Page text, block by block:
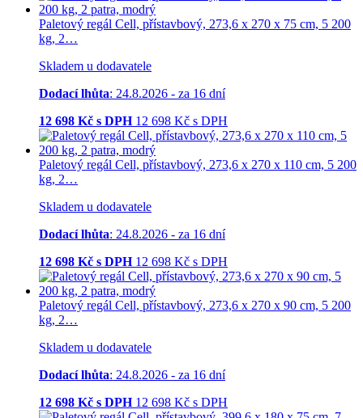
Paletový regál Cell, přístavbový, 273,6 x 270 x 75 cm, 5 200
kg, 2…
Skladem u dodavatele
Dodací lhůta: 24.8.2026 - za 16 dní
12 698 Kč s DPH 12 698 Kč s DPH
Paletový regál Cell, přístavbový, 273,6 x 270 x 110 cm, 5 200
kg, 2…
Skladem u dodavatele
Dodací lhůta: 24.8.2026 - za 16 dní
12 698 Kč s DPH 12 698 Kč s DPH
Paletový regál Cell, přístavbový, 273,6 x 270 x 90 cm, 5 200
kg, 2…
Skladem u dodavatele
Dodací lhůta: 24.8.2026 - za 16 dní
12 698 Kč s DPH 12 698 Kč s DPH